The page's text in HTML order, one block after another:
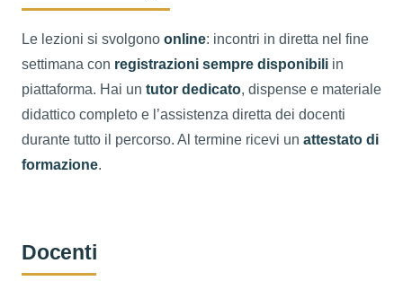
Le lezioni si svolgono online: incontri in diretta nel fine
settimana con registrazioni sempre disponibili in
piattaforma. Hai un tutor dedicato, dispense e materiale
didattico completo e l’assistenza diretta dei docenti
durante tutto il percorso. Al termine ricevi un attestato di
formazione.
Docenti